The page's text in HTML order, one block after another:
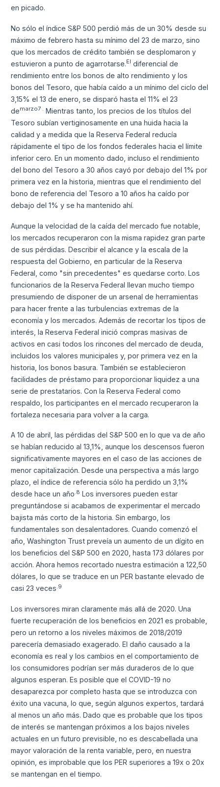
en picado.
No sólo el índice S&P 500 perdió más de un 30% desde su
máximo de febrero hasta su mínimo del 23 de marzo, sino
que los mercados de crédito también se desplomaron y
estuvieron a punto de agarrotarse.El diferencial de
rendimiento entre los bonos de alto rendimiento y los
bonos del Tesoro, que había caído a un mínimo del ciclo del
3,15% el 13 de enero, se disparó hasta el 11% el 23
demarzo7 . Mientras tanto, los precios de los títulos del
Tesoro subían vertiginosamente en una huida hacia la
calidad y a medida que la Reserva Federal reducía
rápidamente el tipo de los fondos federales hacia el límite
inferior cero. En un momento dado, incluso el rendimiento
del bono del Tesoro a 30 años cayó por debajo del 1% por
primera vez en la historia, mientras que el rendimiento del
bono de referencia del Tesoro a 10 años ha caído por
debajo del 1% y se ha mantenido ahí.
Aunque la velocidad de la caída del mercado fue notable,
los mercados recuperaron con la misma rapidez gran parte
de sus pérdidas. Describir el alcance y la escala de la
respuesta del Gobierno, en particular de la Reserva
Federal, como "sin precedentes" es quedarse corto. Los
funcionarios de la Reserva Federal llevan mucho tiempo
presumiendo de disponer de un arsenal de herramientas
para hacer frente a las turbulencias extremas de la
economía y los mercados. Además de recortar los tipos de
interés, la Reserva Federal inició compras masivas de
activos en casi todos los rincones del mercado de deuda,
incluidos los valores municipales y, por primera vez en la
historia, los bonos basura. También se establecieron
facilidades de préstamo para proporcionar liquidez a una
serie de prestatarios. Con la Reserva Federal como
respaldo, los participantes en el mercado recuperaron la
fortaleza necesaria para volver a la carga.
A 10 de abril, las pérdidas del S&P 500 en lo que va de año
se habían reducido al 13,1%, aunque los descensos fueron
significativamente mayores en el caso de las acciones de
menor capitalización. Desde una perspectiva a más largo
plazo, el índice de referencia sólo ha perdido un 3,1%
desde hace un año .8 Los inversores pueden estar
preguntándose si acabamos de experimentar el mercado
bajista más corto de la historia. Sin embargo, los
fundamentales son desalentadores. Cuando comenzó el
año, Washington Trust preveía un aumento de un dígito en
los beneficios del S&P 500 en 2020, hasta 173 dólares por
acción. Ahora hemos recortado nuestra estimación a 122,50
dólares, lo que se traduce en un PER bastante elevado de
casi 23 veces .9
Los inversores miran claramente más allá de 2020. Una
fuerte recuperación de los beneficios en 2021 es probable,
pero un retorno a los niveles máximos de 2018/2019
parecería demasiado exagerado. El daño causado a la
economía es real y los cambios en el comportamiento de
los consumidores podrían ser más duraderos de lo que
algunos esperan. Es posible que el COVID-19 no
desaparezca por completo hasta que se introduzca con
éxito una vacuna, lo que, según algunos expertos, tardará
al menos un año más. Dado que es probable que los tipos
de interés se mantengan próximos a los bajos niveles
actuales en un futuro previsible, no es descabellada una
mayor valoración de la renta variable, pero, en nuestra
opinión, es improbable que los PER superiores a 19x o 20x
se mantengan en el tiempo.